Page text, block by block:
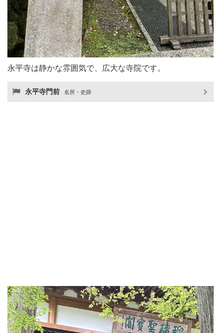
永平寺は静かな雰囲気で、広大な寺院です。
永平寺門前 名所・史跡